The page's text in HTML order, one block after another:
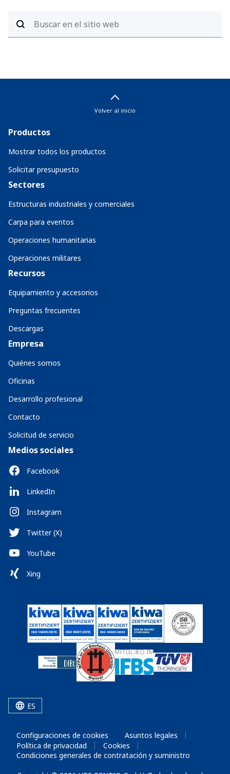
Volver al inicio
Productos
Mostrar todos los productos
Solicitar presupuesto
Sectores
Estructuras industriales y comerciales
Carpa para eventos
Operaciones humanitarias
Operaciones militares
Recursos
Equipamiento y accesorios
Preguntas frecuentes
Descargas
Empresa
Quiénes somos
Oficinas
Desarrollo profesional
Contacto
Solicitud de servicio
Medios sociales
Facebook
LinkedIn
Instagram
Twitter (X)
YouTube
Xing
ES
Configuraciones de cookies
Asuntos legales
Política de privacidad
Cookies
Condiciones generales de contratación y suministro